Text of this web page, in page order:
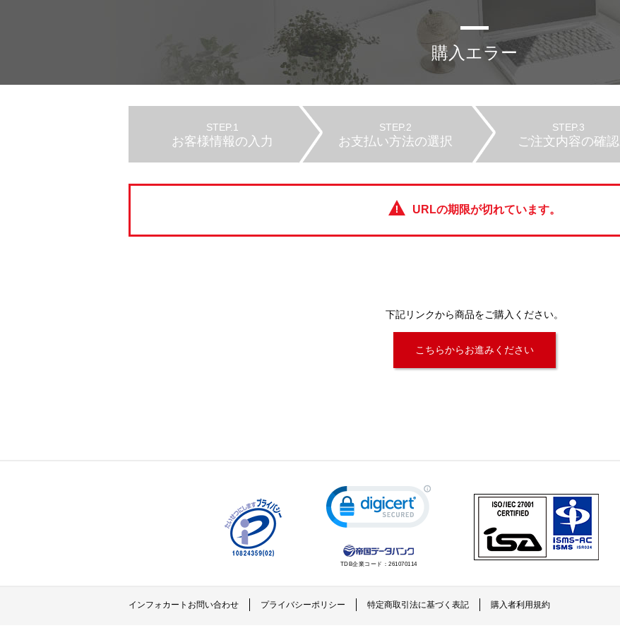
購入エラー
STEP.1
お客様情報の入力
STEP.2
お支払い方法の選択
STEP.3
ご注文内容の確認
URLの期限が切れています。
下記リンクから商品をご購入ください。
こちらからお進みください
TDB企業コード： 261070114
インフォカートお問い合わせ プライバシーポリシー 特定商取引法に基づく表記 購入者利用規約